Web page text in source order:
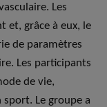
Les
et, grâce à eux, le
de paramètres
Les participants
de vie,
Le groupe a